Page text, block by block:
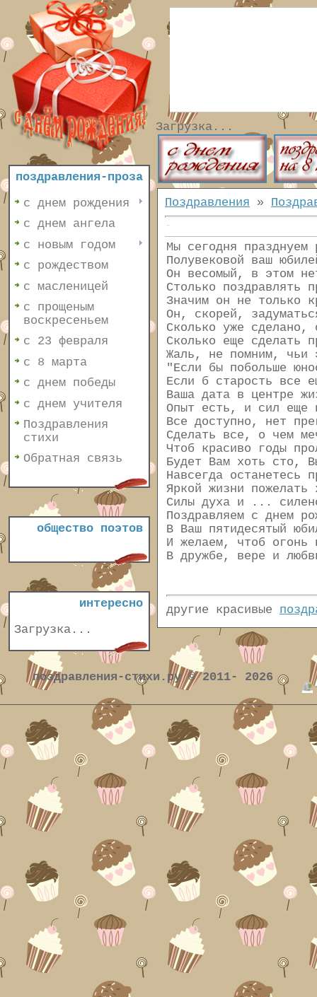
поздравления-проза
с днем рождения
с днем ангела
с новым годом
с рождеством
с масленицей
с прощеным
воскресеньем
с 23 февраля
с 8 марта
с днем победы
с днем учителя
Поздравления
стихи
Обратная связь
общество поэтов
интересно
Загрузка...
Загрузка...
Поздравления »
Мы сегодня празднуем
Полувековой ваш
Он весомый, в этом
Столько поздравлять
Значим он не только
Он, скорей,
Сколько уже сделано,
Сколько еще сделать
Жаль, не помним, чьи
"Если бы побольше
Если б старость все
Ваша дата в центре
Опыт есть, и сил еще
Все доступно, нет
Сделать все, о чем
Чтоб красиво годы
Будет Вам хоть сто,
Навсегда останетесь
Яркой жизни пожелать
Силы духа и ...
Поздравляем с днем
В Ваш пятидесятый
И желаем, чтоб огонь
В дружбе, вере и
другие красивые
поздравления-стихи.ру © 2011- 2026